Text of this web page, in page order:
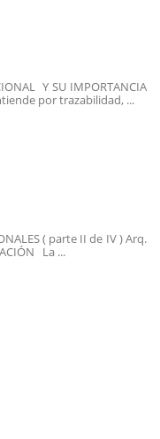
Y SU IMPORTANCIA
por trazabilidad, ...
( parte II de IV ) Arq.
La ...